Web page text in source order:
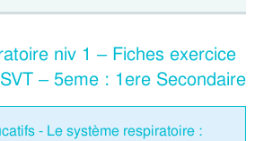
niv 1 – Fiches exercice
– 5eme : 1ere Secondaire
- Le système respiratoire :